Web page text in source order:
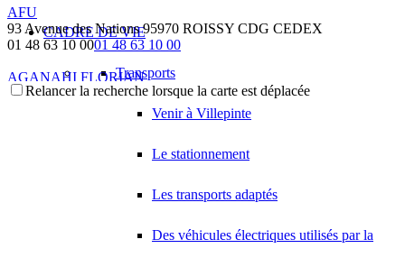
CADRE DE VIE
Transports
Venir à Villepinte
Le stationnement
Les transports adaptés
Des véhicules électriques utilisés par la
AFU
93 Avenue des Nations 95970 ROISSY CDG CEDEX
01 48 63 10 0001 48 63 10 00
AGANAHI FLORIAN
37 Avenue Montcalm 93420 VILLEPINTE
129 Boulevard Robert Ballanger 93420 VILLEPINTE
Relancer la recherche lorsque la carte est déplacée